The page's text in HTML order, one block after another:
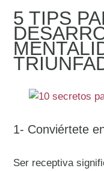
5 TIPS
1- Conviértete
Ser receptiva